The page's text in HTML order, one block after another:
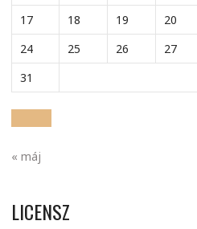
17
18 19 20
24
25 26 27
31
« máj
LICENSZ